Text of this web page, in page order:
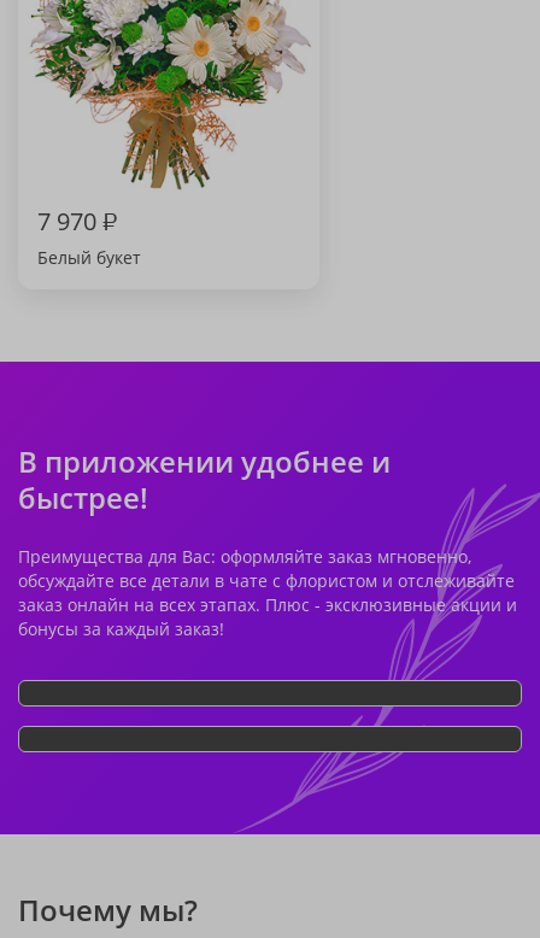
7 970₽
Белый букет
В приложении удобнее и
быстрее!
Преимущества для Вас: оформляйте заказ мгновенно,
обсуждайте все детали в чате с флористом и отслеживайте
заказ онлайн на всех этапах. Плюс - эксклюзивные акции и
бонусы за каждый заказ!
Почему мы?